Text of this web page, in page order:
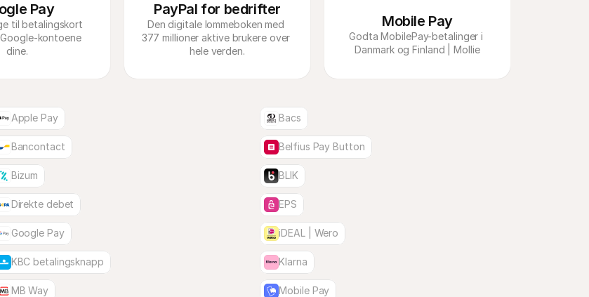
Pay
til betalingskort
kontoene
dine.
PayPal for bedrifter
Den digitale lommeboken med
377 millioner aktive brukere over
hele verden.
Mobile Pay
Godta MobilePay-betalinger i
Danmark og Finland | Mollie
Apple Pay Bacs
Bancontact Belfius Pay Button
Bizum BLIK
Direkte debet EPS
Google Pay iDEAL | Wero
KBC betalingsknapp Klarna
MB Way Mobile Pay